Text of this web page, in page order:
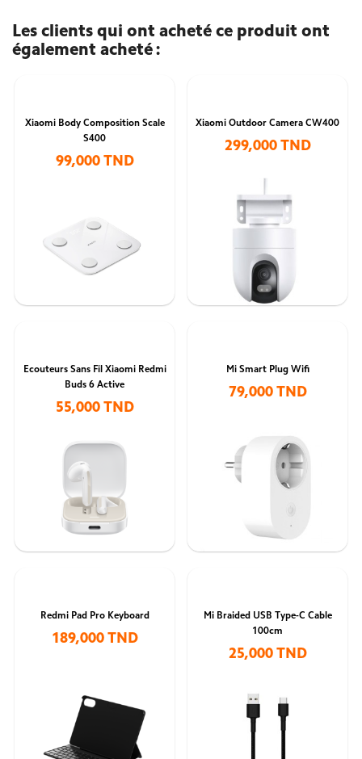
Les clients qui ont acheté ce produit ont
également acheté :
Xiaomi Body Composition Scale
S400
99,000 TND
Xiaomi Outdoor Camera CW400
299,000 TND
Ecouteurs Sans Fil Xiaomi Redmi
Buds 6 Active
55,000 TND
Mi Smart Plug Wifi
79,000 TND
Redmi Pad Pro Keyboard
189,000 TND
Mi Braided USB Type-C Cable
100cm
25,000 TND